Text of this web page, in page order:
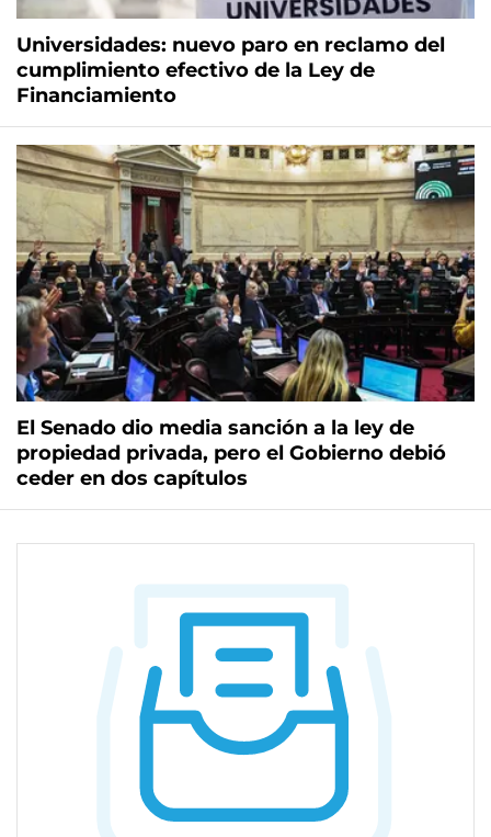
Universidades: nuevo paro en reclamo del
cumplimiento efectivo de la Ley de
Financiamiento
El Senado dio media sanción a la ley de
propiedad privada, pero el Gobierno debió
ceder en dos capítulos